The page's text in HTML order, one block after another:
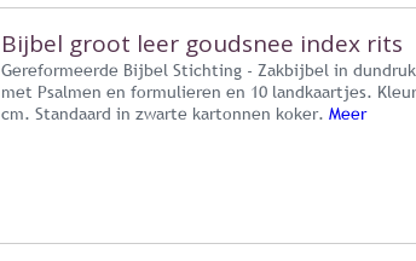
Bijbel groot leer goudsnee index rits
Gereformeerde Bijbel Stichting - Zakbijbel in
met Psalmen en formulieren en 10 landkaartjes.
cm. Standaard in zwarte kartonnen koker. Meer